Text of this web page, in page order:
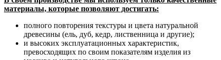
материалы, которые позволяют достигать:
полного повторения текстуры и цвета натуральной
древесины (ель, дуб, кедр, лиственница и другие);
и высоких эксплуатационных характеристик,
превосходящих по своим показателям изделия из